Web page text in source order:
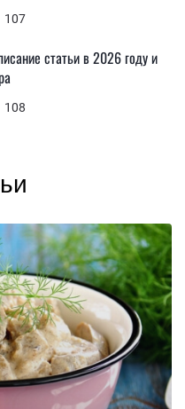
107
108
статьи в 2026 году и